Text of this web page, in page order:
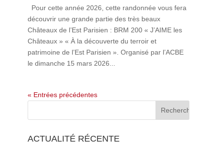
Pour cette année 2026, cette randonnée vous fera
découvrir une grande partie des très beaux
Châteaux de l’Est Parisien : BRM 200 « J’AIME les
Châteaux » « À la découverte du terroir et
patrimoine de l’Est Parisien ». Organisé par l’ACBE
le dimanche 15 mars 2026...
« Entrées précédentes
ACTUALITÉ RÉCENTE